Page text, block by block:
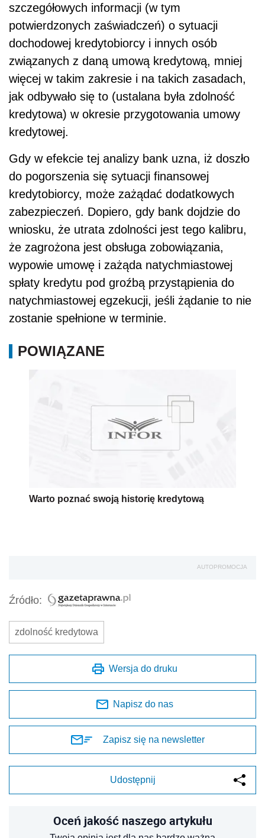
szczegółowych informacji (w tym
potwierdzonych zaświadczeń) o sytuacji
dochodowej kredytobiorcy i innych osób
związanych z daną umową kredytową, mniej
więcej w takim zakresie i na takich zasadach,
jak odbywało się to (ustalana była zdolność
kredytowa) w okresie przygotowania umowy
kredytowej.
Gdy w efekcie tej analizy bank uzna, iż doszło
do pogorszenia się sytuacji finansowej
kredytobiorcy, może zażądać dodatkowych
zabezpieczeń. Dopiero, gdy bank dojdzie do
wniosku, że utrata zdolności jest tego kalibru,
że zagrożona jest obsługa zobowiązania,
wypowie umowę i zażąda natychmiastowej
spłaty kredytu pod groźbą przystąpienia do
natychmiastowej egzekucji, jeśli żądanie to nie
zostanie spełnione w terminie.
POWIĄZANE
Warto poznać swoją historię kredytową
AUTOPROMOCJA
Źródło:
zdolność kredytowa
Wersja do druku
Napisz do nas
Zapisz się na newsletter
Udostępnij
Oceń jakość naszego artykułu